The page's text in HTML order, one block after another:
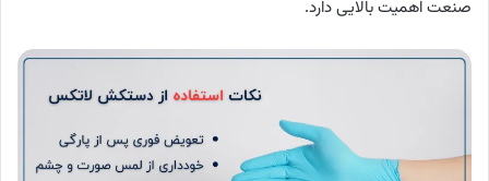
صنعت اهمیت بالایی دارد.